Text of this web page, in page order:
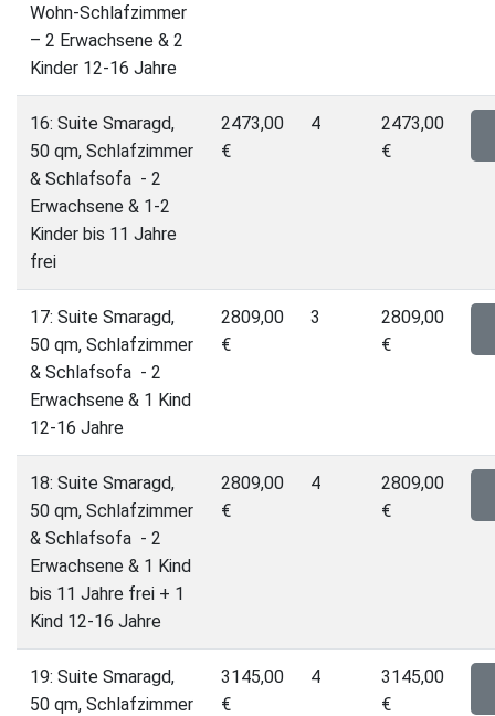
Wohn-Schlafzimmer
– 2 Erwachsene & 2
Kinder 12-16 Jahre
16: Suite Smaragd,
50 qm, Schlafzimmer
& Schlafsofa - 2
Erwachsene & 1-2
Kinder bis 11 Jahre
frei
2473,00
€
4
2473,00
€
17: Suite Smaragd,
50 qm, Schlafzimmer
& Schlafsofa - 2
Erwachsene & 1 Kind
12-16 Jahre
2809,00
€
3
2809,00
€
18: Suite Smaragd,
50 qm, Schlafzimmer
& Schlafsofa - 2
Erwachsene & 1 Kind
bis 11 Jahre frei + 1
Kind 12-16 Jahre
2809,00
€
4
2809,00
€
19: Suite Smaragd,
50 qm, Schlafzimmer
3145,00
€
4
3145,00
€